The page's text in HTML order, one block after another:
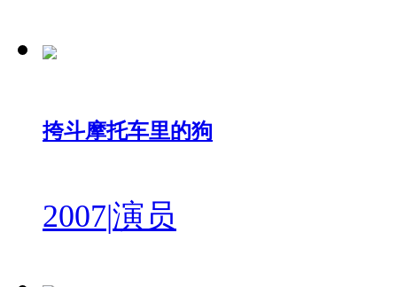
挎斗摩托车里的狗
2007|演员